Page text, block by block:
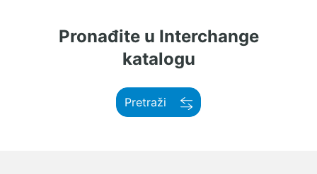
Pronađite u Interchange
katalogu
Pretraži